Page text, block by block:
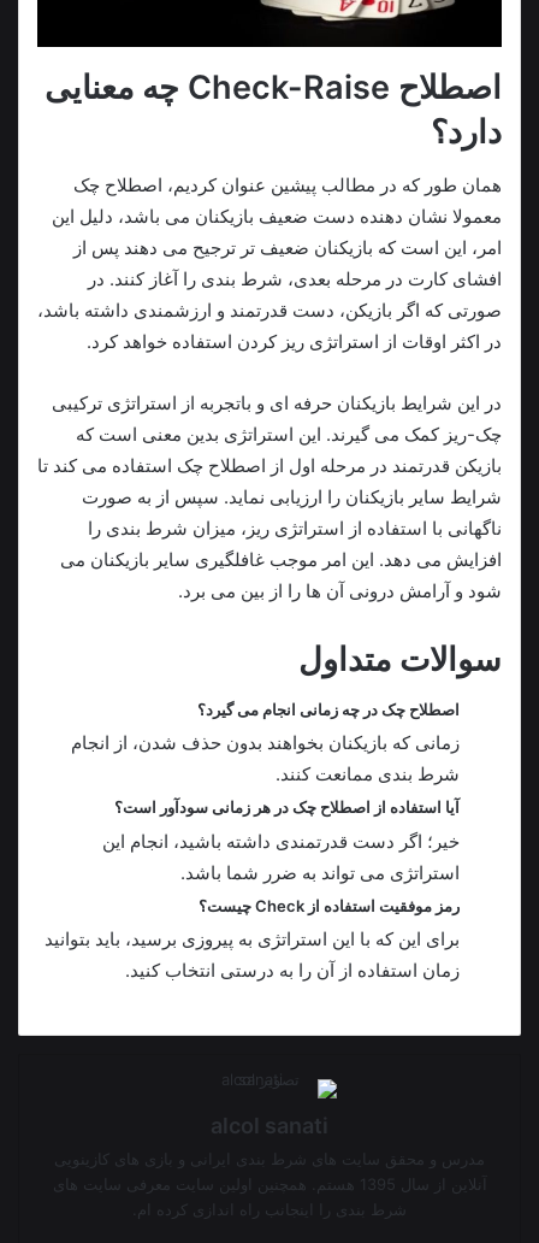
اصطلاح Check-Raise چه معنایی
دارد؟
همان طور که در مطالب پیشین عنوان کردیم، اصطلاح چک
معمولا نشان دهنده دست ضعیف بازیکنان می باشد، دلیل این
امر، این است که بازیکنان ضعیف تر ترجیح می دهند پس از
افشای کارت در مرحله بعدی، شرط بندی را آغاز کنند. در
صورتی که اگر بازیکن، دست قدرتمند و ارزشمندی داشته باشد،
در اکثر اوقات از استراتژی ریز کردن استفاده خواهد کرد.
در این شرایط بازیکنان حرفه ای و باتجربه از استراتژی ترکیبی
چک-ریز کمک می گیرند. این استراتژی بدین معنی است که
بازیکن قدرتمند در مرحله اول از اصطلاح چک استفاده می کند تا
شرایط سایر بازیکنان را ارزیابی نماید. سپس از به صورت
ناگهانی با استفاده از استراتژی ریز، میزان شرط بندی را
افزایش می دهد. این امر موجب غافلگیری سایر بازیکنان می
شود و آرامش درونی آن ها را از بین می برد.
سوالات متداول
اصطلاح چک در چه زمانی انجام می گیرد؟
زمانی که بازیکنان بخواهند بدون حذف شدن، از انجام
شرط بندی ممانعت کنند.
آیا استفاده از اصطلاح چک در هر زمانی سودآور است؟
خیر؛ اگر دست قدرتمندی داشته باشید، انجام این
استراتژی می تواند به ضرر شما باشد.
رمز موفقیت استفاده از Check چیست؟
برای این که با این استراتژی به پیروزی برسید، باید بتوانید
زمان استفاده از آن را به درستی انتخاب کنید.
alcol sanati
مدرس و محقق سایت های شرط بندی ایرانی و بازی های کازینویی
آنلاین از سال 1395 هستم. همچنین اولین سایت معرفی سایت های
شرط بندی را اینجانب راه اندازی کرده ام.